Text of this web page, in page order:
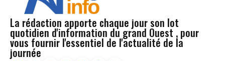
La rédaction apporte chaque jour son lot
quotidien d'information du grand Ouest , pour
vous fournir l'essentiel de l'actualité de la
journée